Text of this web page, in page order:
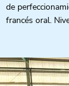
de
francés oral.